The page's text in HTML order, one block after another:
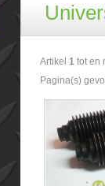
Artikel 1 tot en
Pagina(s)